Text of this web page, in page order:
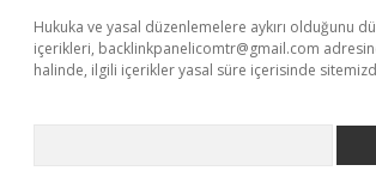
Hukuka ve yasal düzenlemelere aykırı olduğunu
içerikleri, backlinkpanelicomtr@gmail.com
halinde, ilgili içerikler yasal süre içerisinde